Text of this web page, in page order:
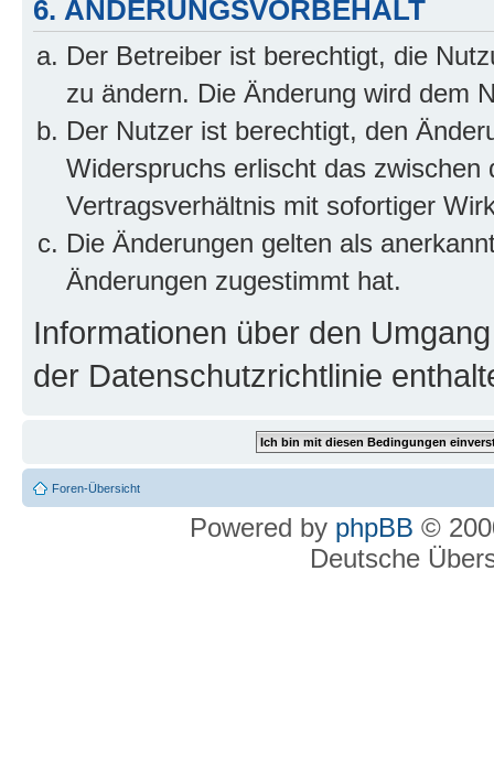
6. ÄNDERUNGSVORBEHALT
Der Betreiber ist berechtigt, die
zu ändern. Die Änderung wird dem
Der Nutzer ist berechtigt, den
Widerspruchs erlischt das
Vertragsverhältnis mit sofortiger
Die Änderungen gelten als
Änderungen zugestimmt hat.
Informationen über den
der Datenschutzrichtlinie
Foren-Übersicht
Powered by phpBB ©
Deutsche